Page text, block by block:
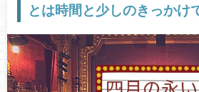
とは時間と少しのきっかけ